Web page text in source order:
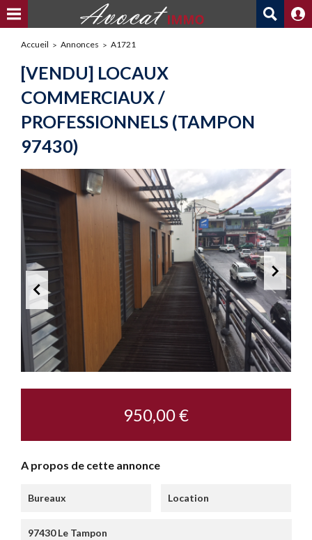
Accueil Annonces A1721
[VENDU] LOCAUX
COMMERCIAUX /
PROFESSIONNELS (TAMPON
97430)
950,00 €
A propos de cette annonce
Bureaux Location
97430 Le Tampon